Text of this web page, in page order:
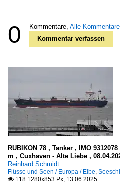
0 Kommentare, Alle Kommentare
Kommentar verfassen
RUBIKON 78 , Tanker , IMO
m , Cuxhaven - Alte Liebe ,
Reinhard Schmidt
Flüsse und Seen / Europa / Elbe,
 118 1280x853 Px, 13.06.2025